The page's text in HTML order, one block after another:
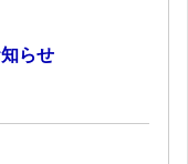
らせ